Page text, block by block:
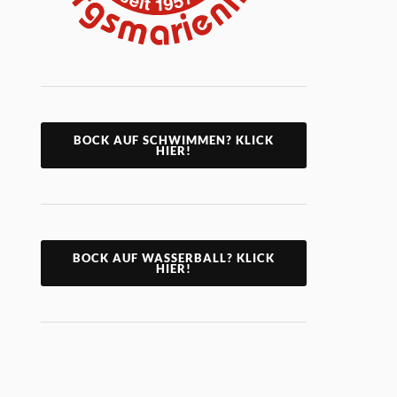
BOCK AUF SCHWIMMEN? KLICK
HIER!
BOCK AUF WASSERBALL? KLICK
HIER!